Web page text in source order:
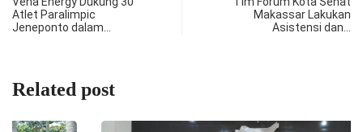
Atlet Paralimpic
Jeneponto dalam…
Makassar Lakukan
Asistensi dan…
Related post